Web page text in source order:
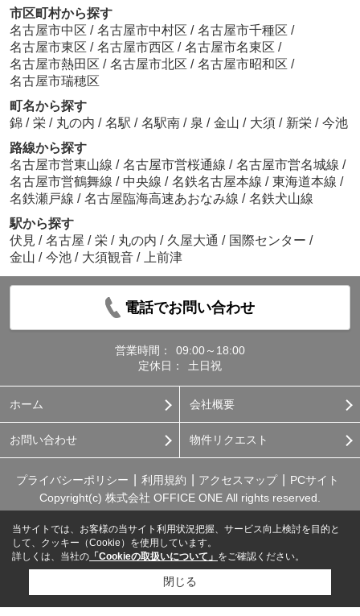
市区町村から探す
名古屋市中区 / 名古屋市中村区 / 名古屋市千種区 /
名古屋市東区 / 名古屋市西区 / 名古屋市名東区 /
名古屋市熱田区 / 名古屋市北区 / 名古屋市昭和区 /
名古屋市瑞穂区
町名から探す
錦 / 栄 / 丸の内 / 名駅 / 名駅南 / 泉 / 金山 / 大須 / 新栄 / 今池
路線から探す
名古屋市営東山線 / 名古屋市営桜通線 / 名古屋市営名城線 /
名古屋市営鶴舞線 / 中央線 / 名鉄名古屋本線 / 東海道本線 /
名鉄瀬戸線 / 名古屋臨海高速あおなみ線 / 名鉄犬山線
駅から探す
伏見 / 名古屋 / 栄 / 丸の内 / 久屋大通 / 国際センター /
金山 / 今池 / 大須観音 / 上前津
電話でお問い合わせ
営業時間：
09:00～18:00
定休日：
土日祝
ホーム 会社概要
お問い合わせ 物件リクエスト
プライバシーポリシー 利用規約 アクセスマップ
PCサイト
Copyright(c) 株式会社 OFFICE ONE All rights reserved.
当サイトでは、お客様の当サイト利用状況把握、サービス向上検討を目的と
して、クッキー（Cookie）を使用しています。
詳しくは、当社の 「Cookieの取扱いについて」 をご確認ください。
閉じる